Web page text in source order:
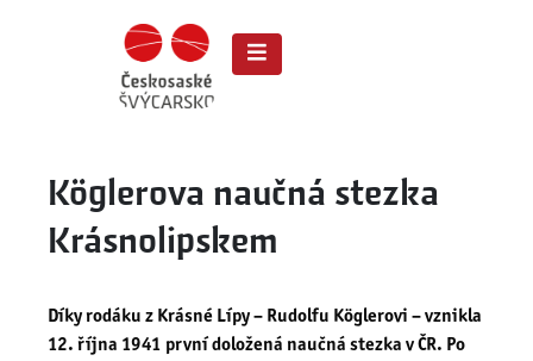
Köglerova naučná stezka
Krásnolipskem
Díky rodáku z Krásné Lípy – Rudolfu Köglerovi – vznikla
12. října 1941 první doložená naučná stezka v ČR. Po